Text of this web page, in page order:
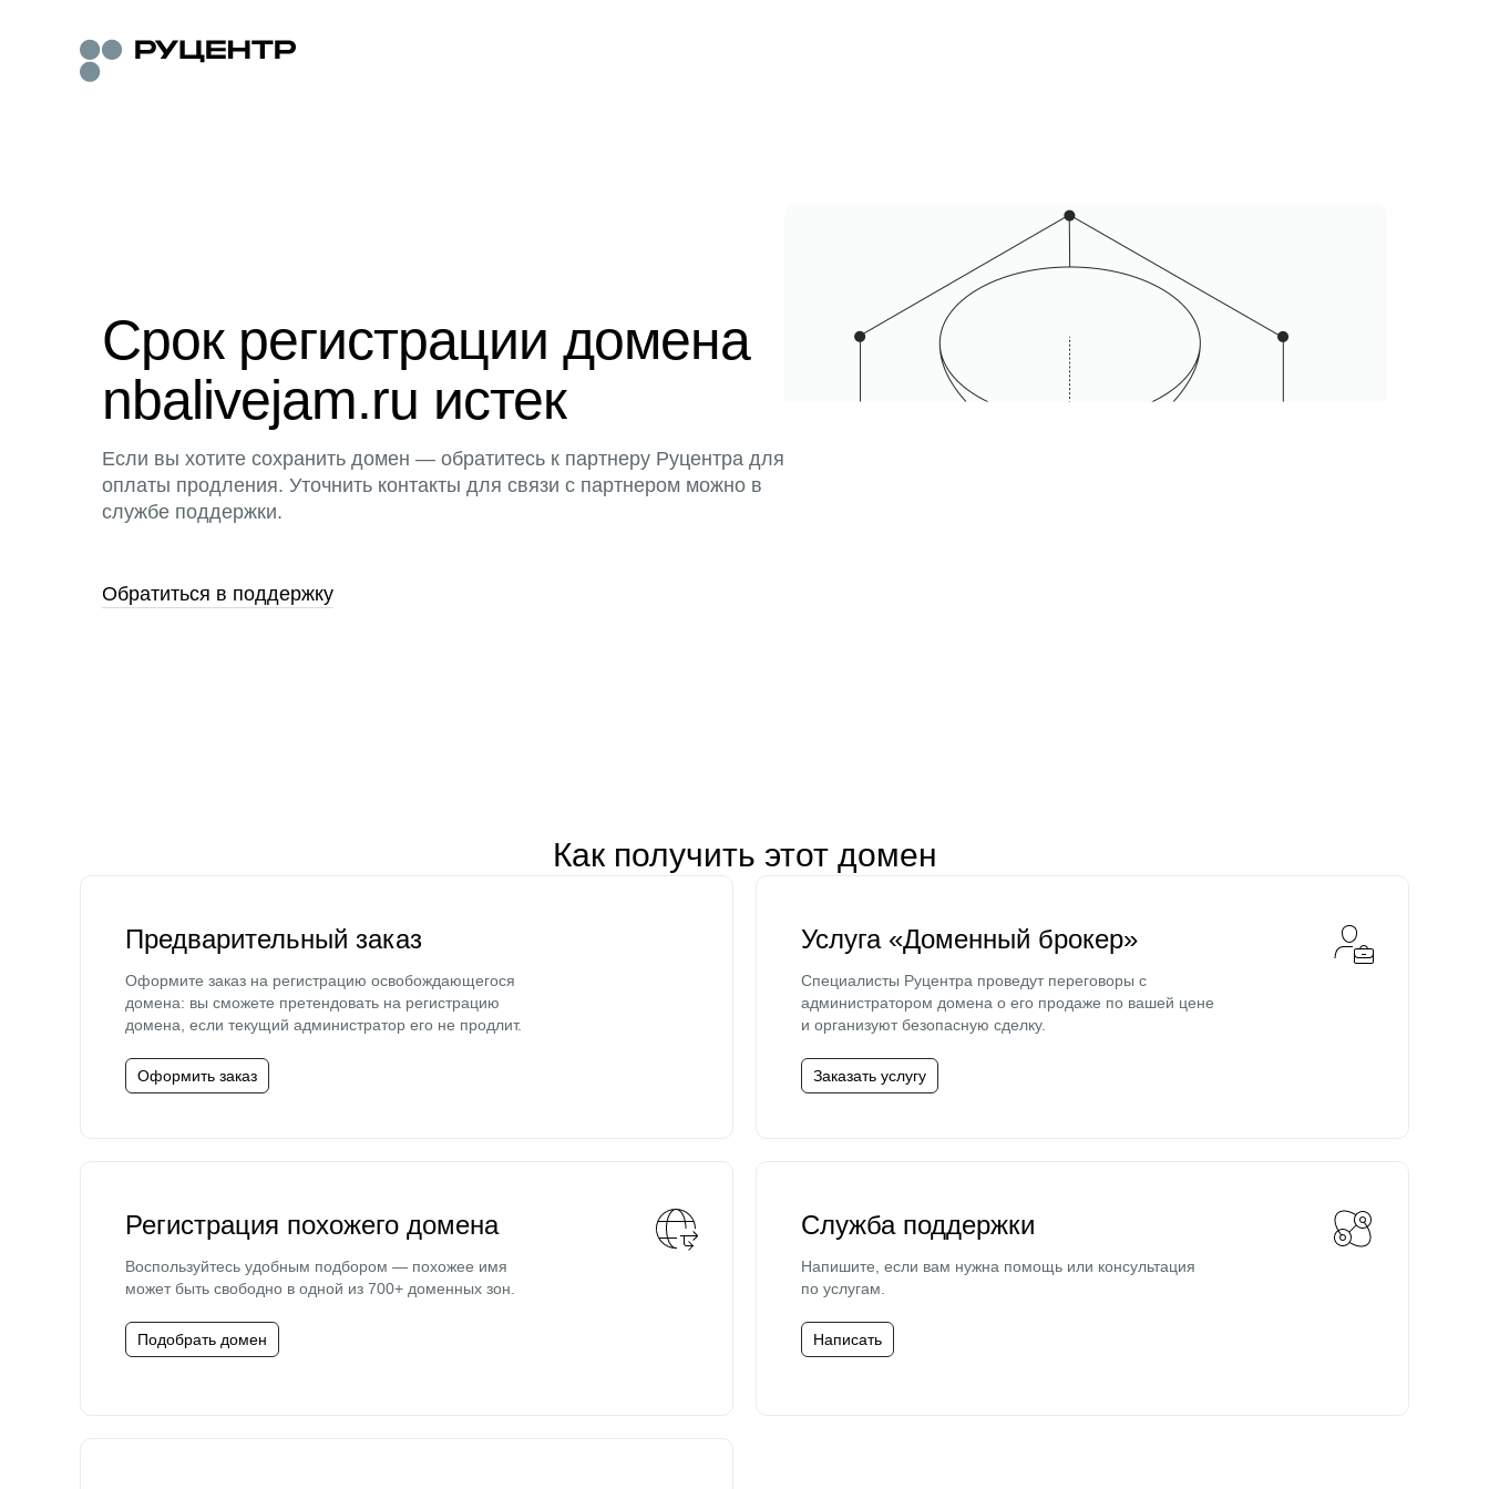
Срок регистрации домена
nbalivejam.ru истек
Если вы хотите сохранить домен — обратитесь к партнеру Руцентра для
оплаты продления. Уточнить контакты для связи с партнером можно в
службе поддержки.
Обратиться в поддержку
Как получить этот домен
Предварительный заказ
Оформите заказ на регистрацию освобождающегося
домена: вы сможете претендовать на регистрацию
домена, если текущий администратор его не продлит.
Оформить заказ
Услуга «Доменный брокер»
Специалисты Руцентра проведут переговоры с
администратором домена о его продаже по вашей цене
и организуют безопасную сделку.
Заказать услугу
Регистрация похожего домена
Воспользуйтесь удобным подбором — похожее имя
может быть свободно в одной из 700+ доменных зон.
Подобрать домен
Служба поддержки
Напишите, если вам нужна помощь или консультация
по услугам.
Написать